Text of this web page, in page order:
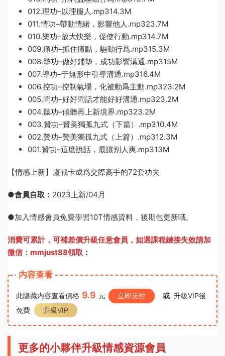
012.理功–以理服人.mp314.3M
011.情功–帶動情緒，影響他人.mp323.7M
010.樂功–放大快樂，促使行動.mp314.7M
009.痛功–抓住痛點，驅動行爲.mp315.3M
008.墊功–做好鋪墊，成功影響溝通.mp315M
007.導功–于無形中引導溝通.mp316.4M
006.控功–控制氣場，化被動爲主動.mp323.2M
005.問功–好好問話才能好好溝通.mp323.2M
004.聽功–傾聽再上新境界.mp323.2M
003.贊功–贊美獨孤九式（下篇）.mp310.4M
002.贊功–贊美獨孤九式（上篇）.mp312.3M
001.贊功–這麽說話，最讓别人爽.mp313M
【情感上新】盧戰卡成爲交際高手的72套功夫
●會員自取： 2023上新/04月
●加入情感會員免費學習10T情感資料，後期包更新哦。
消費可累計，可補差價升級任意會員， 如遇課程鏈接失效請加
微信：mmjust88領取 ：
内容查看
此隐藏内容查看價格 9.9 元 立即支付 或 升級VIP後
免費
升級VIP
更多的小夥伴升級情感資源會員